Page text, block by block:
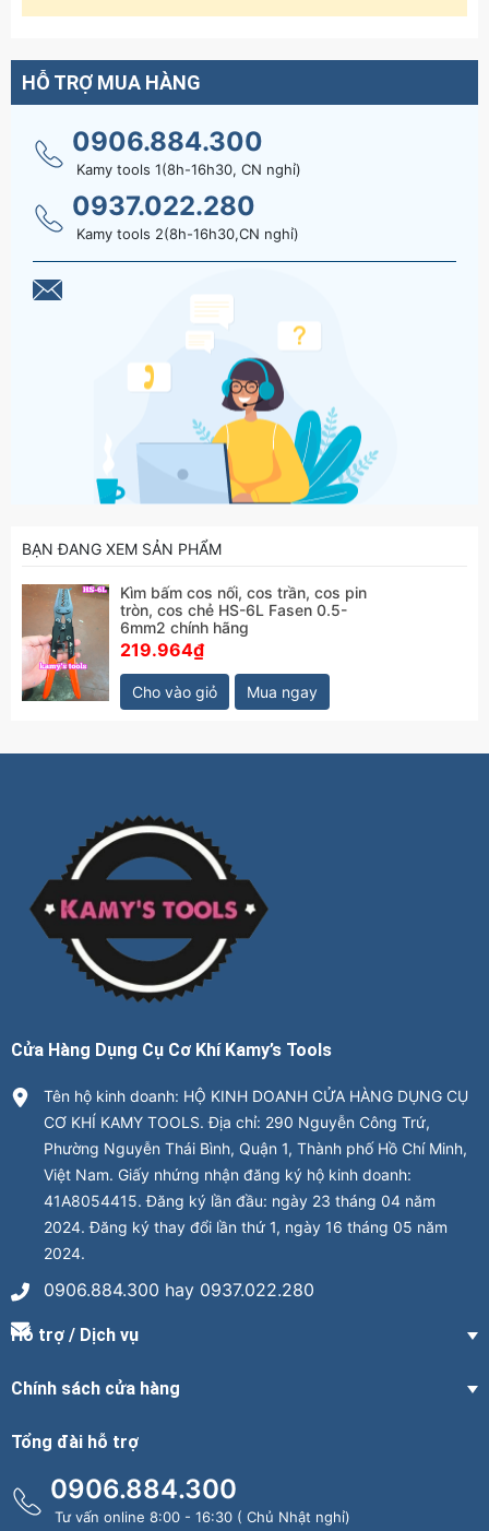
HỖ TRỢ MUA HÀNG
0906.884.300
Kamy tools 1(8h-16h30, CN nghỉ)
0937.022.280
Kamy tools 2(8h-16h30,CN nghỉ)
BẠN ĐANG XEM SẢN PHẨM
Kìm bấm cos nối, cos trần, cos pin
tròn, cos chẻ HS-6L Fasen 0.5-
6mm2 chính hãng
219.964₫
Cho vào giỏ Mua ngay
Cửa Hàng Dụng Cụ Cơ Khí Kamy’s Tools
Tên hộ kinh doanh: HỘ KINH DOANH CỬA HÀNG DỤNG CỤ
CƠ KHÍ KAMY TOOLS. Địa chỉ: 290 Nguyễn Công Trứ,
Phường Nguyễn Thái Bình, Quận 1, Thành phố Hồ Chí Minh,
Việt Nam. Giấy nhứng nhận đăng ký hộ kinh doanh:
41A8054415. Đăng ký lần đầu: ngày 23 tháng 04 năm
2024. Đăng ký thay đổi lần thứ 1, ngày 16 tháng 05 năm
2024.
0906.884.300 hay 0937.022.280
Hỗ trợ / Dịch vụ
Chính sách cửa hàng
Tổng đài hỗ trợ
0906.884.300
Tư vấn online 8:00 - 16:30 ( Chủ Nhật nghỉ)